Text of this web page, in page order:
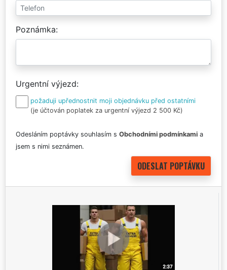
Poznámka
Urgentní výjezd
požaduji upřednostnit moji objednávku před ostatními
(je účtován poplatek za urgentní výjezd 2 500 Kč)
Odesláním poptávky souhlasím s Obchodními podmínkami a
jsem s nimi seznámen.